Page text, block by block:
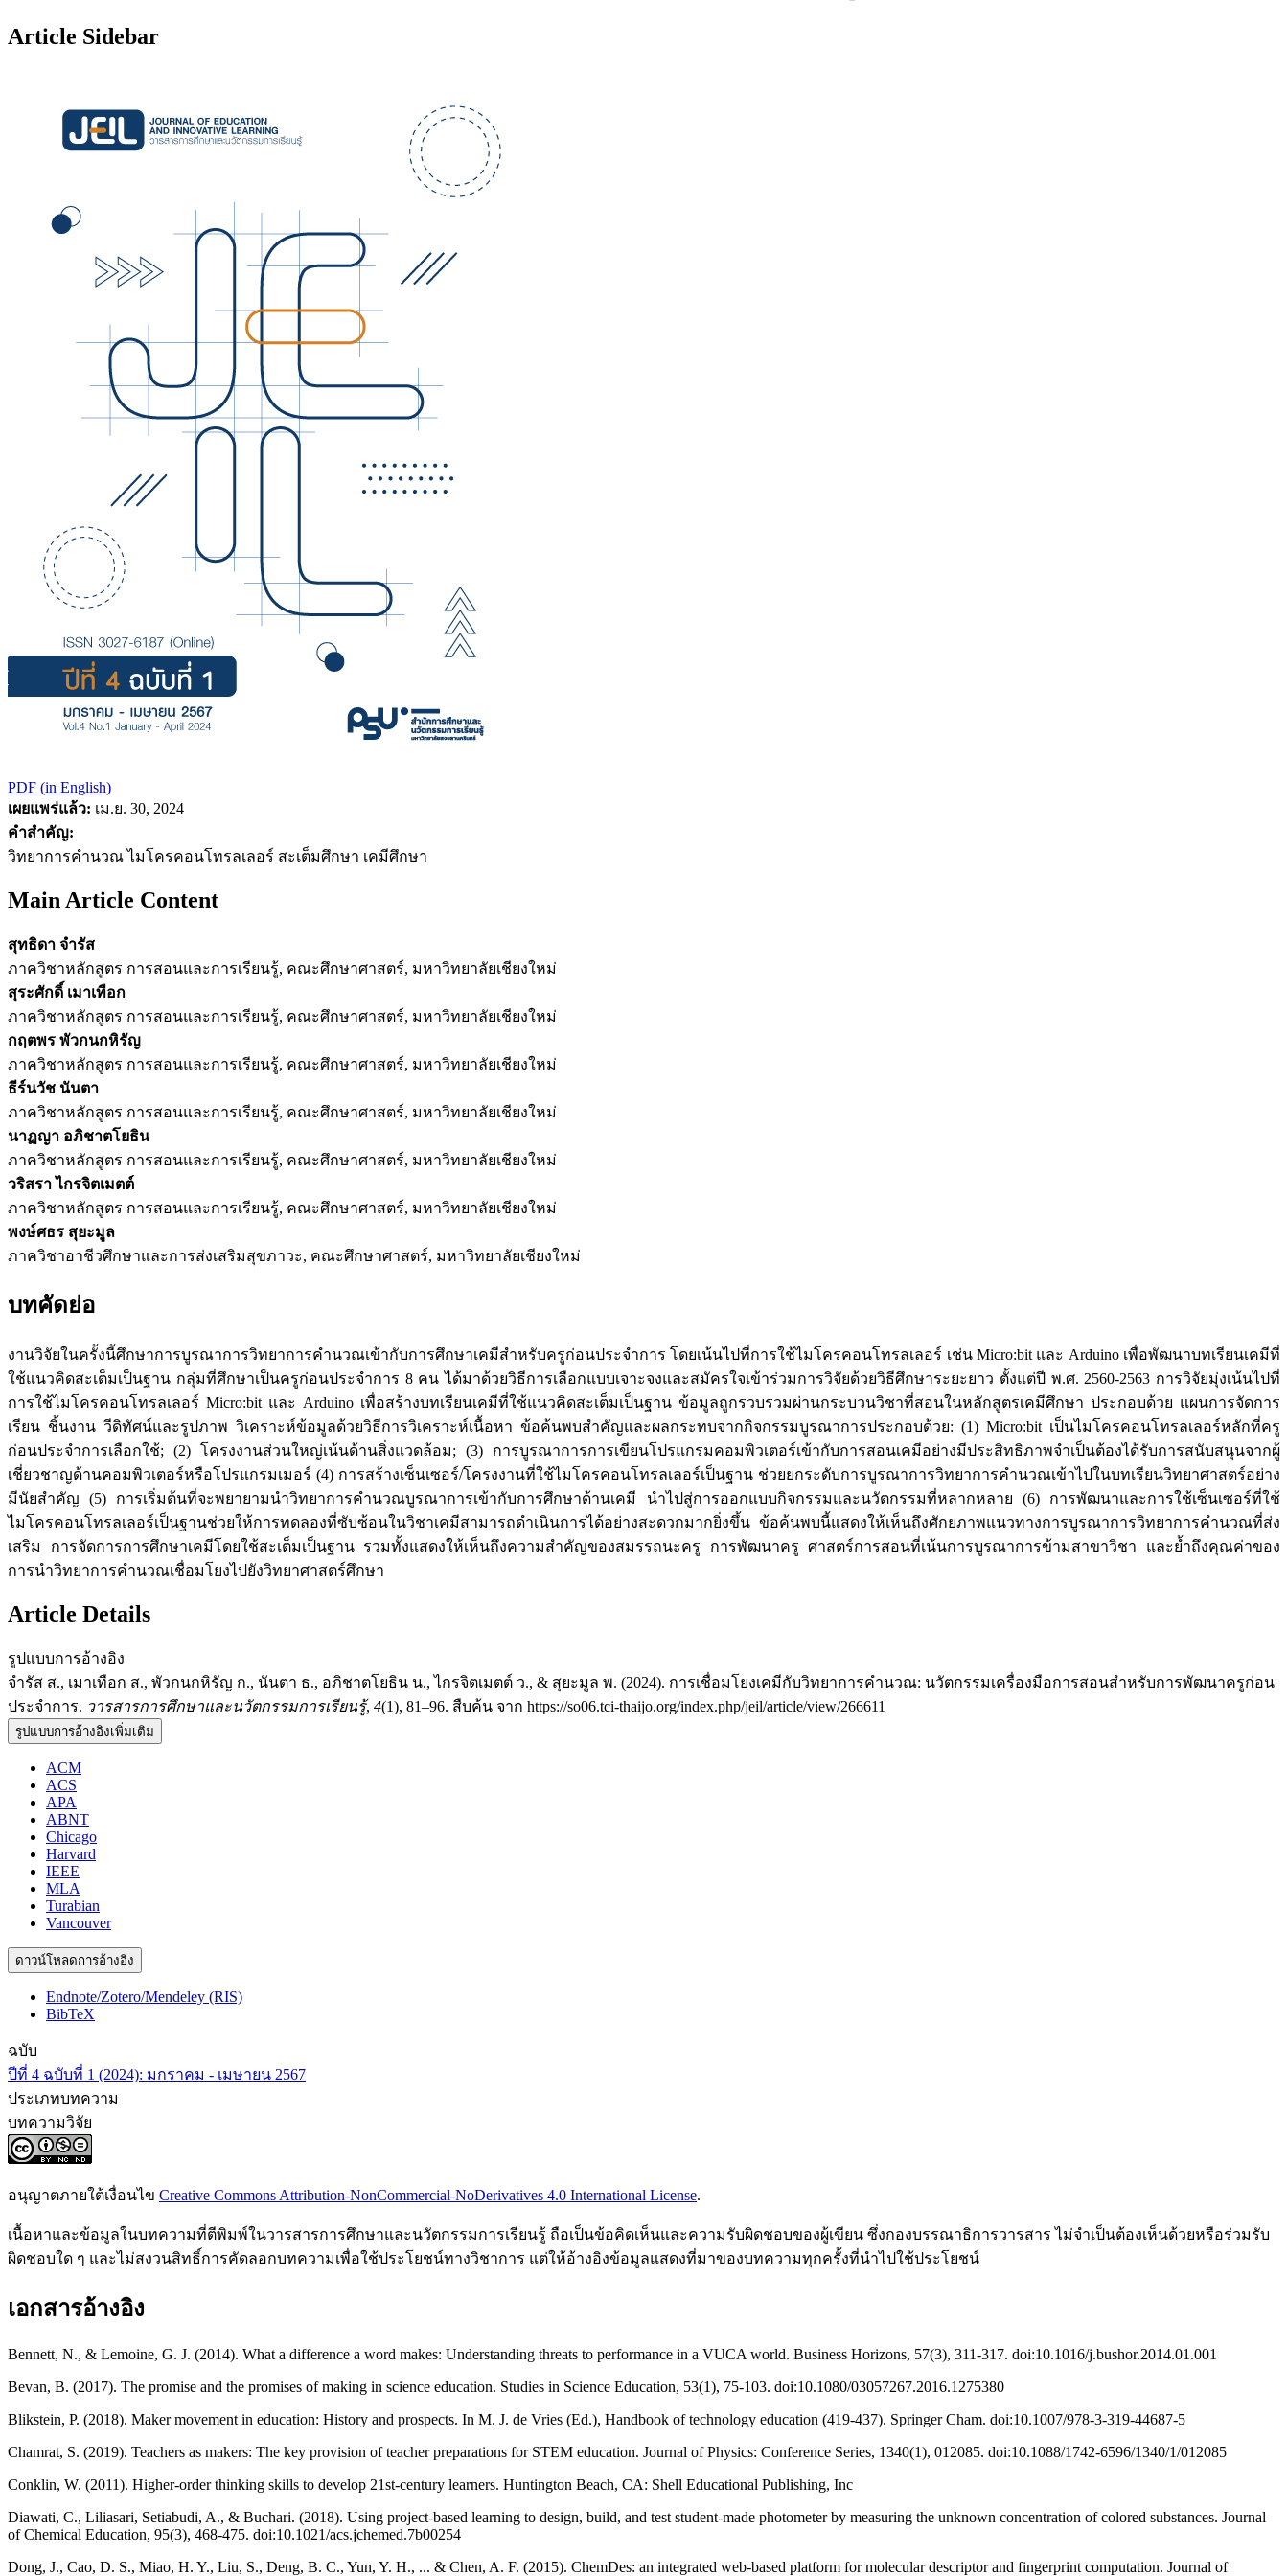
Article Sidebar
PDF (in English)
เผยแพร่แล้ว: เม.ย. 30, 2024
คำสำคัญ:
วิทยาการคำนวณ ไมโครคอนโทรลเลอร์ สะเต็มศึกษา เคมีศึกษา
Main Article Content
สุทธิดา จำรัส
ภาควิชาหลักสูตร การสอนและการเรียนรู้, คณะศึกษาศาสตร์, มหาวิทยาลัยเชียงใหม่
สุระศักดิ์ เมาเทือก
ภาควิชาหลักสูตร การสอนและการเรียนรู้, คณะศึกษาศาสตร์, มหาวิทยาลัยเชียงใหม่
กฤตพร พัวกนกหิรัญ
ภาควิชาหลักสูตร การสอนและการเรียนรู้, คณะศึกษาศาสตร์, มหาวิทยาลัยเชียงใหม่
ธีร์นวัช นันตา
ภาควิชาหลักสูตร การสอนและการเรียนรู้, คณะศึกษาศาสตร์, มหาวิทยาลัยเชียงใหม่
นาฏญา อภิชาตโยธิน
ภาควิชาหลักสูตร การสอนและการเรียนรู้, คณะศึกษาศาสตร์, มหาวิทยาลัยเชียงใหม่
วริสรา ไกรจิตเมตต์
ภาควิชาหลักสูตร การสอนและการเรียนรู้, คณะศึกษาศาสตร์, มหาวิทยาลัยเชียงใหม่
พงษ์ศธร สุยะมูล
ภาควิชาอาชีวศึกษาและการส่งเสริมสุขภาวะ, คณะศึกษาศาสตร์, มหาวิทยาลัยเชียงใหม่
บทคัดย่อ
งานวิจัยในครั้งนี้ศึกษาการบูรณาการวิทยาการคำนวณเข้ากับการศึกษาเคมีสำหรับครูก่อนประจำการ โดยเน้นไปที่การใช้ไมโครคอนโทรลเลอร์ เช่น Micro:bit และ Arduino เพื่อพัฒนาบทเรียนเคมีที่
ใช้แนวคิดสะเต็มเป็นฐาน กลุ่มที่ศึกษาเป็นครูก่อนประจำการ 8 คน ได้มาด้วยวิธีการเลือกแบบเจาะจงและสมัครใจเข้าร่วมการวิจัยด้วยวิธีศึกษาระยะยาว ตั้งแต่ปี พ.ศ. 2560-2563 การวิจัยมุ่งเน้นไปที่
การใช้ไมโครคอนโทรลเลอร์ Micro:bit และ Arduino เพื่อสร้างบทเรียนเคมีที่ใช้แนวคิดสะเต็มเป็นฐาน ข้อมูลถูกรวบรวมผ่านกระบวนวิชาที่สอนในหลักสูตรเคมีศึกษา ประกอบด้วย แผนการจัดการ
เรียน ชิ้นงาน วีดิทัศน์และรูปภาพ วิเคราะห์ข้อมูลด้วยวิธีการวิเคราะห์เนื้อหา ข้อค้นพบสำคัญและผลกระทบจากกิจกรรมบูรณาการประกอบด้วย: (1) Micro:bit เป็นไมโครคอนโทรลเลอร์หลักที่ครู
ก่อนประจำการเลือกใช้; (2) โครงงานส่วนใหญ่เน้นด้านสิ่งแวดล้อม; (3) การบูรณาการการเขียนโปรแกรมคอมพิวเตอร์เข้ากับการสอนเคมีอย่างมีประสิทธิภาพจำเป็นต้องได้รับการสนับสนุนจากผู้
เชี่ยวชาญด้านคอมพิวเตอร์หรือโปรแกรมเมอร์ (4) การสร้างเซ็นเซอร์/โครงงานที่ใช้ไมโครคอนโทรลเลอร์เป็นฐาน ช่วยยกระดับการบูรณาการวิทยาการคำนวณเข้าไปในบทเรียนวิทยาศาสตร์อย่าง
มีนัยสำคัญ (5) การเริ่มต้นที่จะพยายามนำวิทยาการคำนวณบูรณาการเข้ากับการศึกษาด้านเคมี นำไปสู่การออกแบบกิจกรรมและนวัตกรรมที่หลากหลาย (6) การพัฒนาและการใช้เซ็นเซอร์ที่ใช้
ไมโครคอนโทรลเลอร์เป็นฐานช่วยให้การทดลองที่ซับซ้อนในวิชาเคมีสามารถดำเนินการได้อย่างสะดวกมากยิ่งขึ้น ข้อค้นพบนี้แสดงให้เห็นถึงศักยภาพแนวทางการบูรณาการวิทยาการคำนวณที่ส่ง
เสริม การจัดการการศึกษาเคมีโดยใช้สะเต็มเป็นฐาน รวมทั้งแสดงให้เห็นถึงความสำคัญของสมรรถนะครู การพัฒนาครู ศาสตร์การสอนที่เน้นการบูรณาการข้ามสาขาวิชา และย้ำถึงคุณค่าของ
การนำวิทยาการคำนวณเชื่อมโยงไปยังวิทยาศาสตร์ศึกษา
Article Details
รูปแบบการอ้างอิง
จำรัส ส., เมาเทือก ส., พัวกนกหิรัญ ก., นันตา ธ., อภิชาตโยธิน น., ไกรจิตเมตต์ ว., & สุยะมูล พ. (2024). การเชื่อมโยงเคมีกับวิทยาการคำนวณ: นวัตกรรมเครื่องมือการสอนสำหรับการพัฒนาครูก่อน
ประจำการ. วารสารการศึกษาและนวัตกรรมการเรียนรู้, 4(1), 81–96. สืบค้น จาก https://so06.tci-thaijo.org/index.php/jeil/article/view/266611
รูปแบบการอ้างอิงเพิ่มเติม
ACM
ACS
APA
ABNT
Chicago
Harvard
IEEE
MLA
Turabian
Vancouver
ดาวน์โหลดการอ้างอิง
Endnote/Zotero/Mendeley (RIS)
BibTeX
ฉบับ
ปีที่ 4 ฉบับที่ 1 (2024): มกราคม - เมษายน 2567
ประเภทบทความ
บทความวิจัย
อนุญาตภายใต้เงื่อนไข Creative Commons Attribution-NonCommercial-NoDerivatives 4.0 International License.
เนื้อหาและข้อมูลในบทความที่ตีพิมพ์ในวารสารการศึกษาและนวัตกรรมการเรียนรู้ ถือเป็นข้อคิดเห็นและความรับผิดชอบของผู้เขียน ซึ่งกองบรรณาธิการวารสาร ไม่จำเป็นต้องเห็นด้วยหรือร่วมรับ
ผิดชอบใด ๆ และไม่สงวนสิทธิ์การคัดลอกบทความเพื่อใช้ประโยชน์ทางวิชาการ แต่ให้อ้างอิงข้อมูลแสดงที่มาของบทความทุกครั้งที่นำไปใช้ประโยชน์
เอกสารอ้างอิง
Bennett, N., & Lemoine, G. J. (2014). What a difference a word makes: Understanding threats to performance in a VUCA world. Business Horizons, 57(3), 311-317. doi:10.1016/j.bushor.2014.01.001
Bevan, B. (2017). The promise and the promises of making in science education. Studies in Science Education, 53(1), 75-103. doi:10.1080/03057267.2016.1275380
Blikstein, P. (2018). Maker movement in education: History and prospects. In M. J. de Vries (Ed.), Handbook of technology education (419-437). Springer Cham. doi:10.1007/978-3-319-44687-5
Chamrat, S. (2019). Teachers as makers: The key provision of teacher preparations for STEM education. Journal of Physics: Conference Series, 1340(1), 012085. doi:10.1088/1742-6596/1340/1/012085
Conklin, W. (2011). Higher-order thinking skills to develop 21st-century learners. Huntington Beach, CA: Shell Educational Publishing, Inc
Diawati, C., Liliasari, Setiabudi, A., & Buchari. (2018). Using project-based learning to design, build, and test student-made photometer by measuring the unknown concentration of colored substances. Journal
of Chemical Education, 95(3), 468-475. doi:10.1021/acs.jchemed.7b00254
Dong, J., Cao, D. S., Miao, H. Y., Liu, S., Deng, B. C., Yun, Y. H., ... & Chen, A. F. (2015). ChemDes: an integrated web-based platform for molecular descriptor and fingerprint computation. Journal of